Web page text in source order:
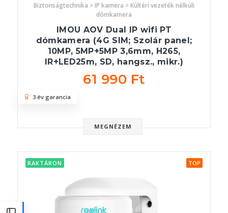
Biztonságtechnika > IP kamera > Kültéri vezeték nélküli
dómkamera
IMOU AOV Dual IP wifi PT
dómkamera (4G SIM; Szolár panel;
10MP, 5MP+5MP 3,6mm, H265,
IR+LED25m, SD, hangsz., mikr.)
61 990 Ft
MEGNÉZEM
3 év garancia
RAKTÁRON TOP